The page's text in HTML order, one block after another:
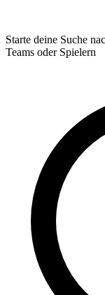
Starte deine Suche
Teams oder Spielern